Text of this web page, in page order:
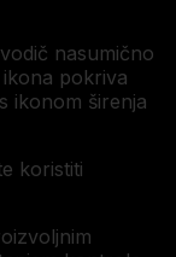
nasumično
pokriva
ikonom širenja
koristiti